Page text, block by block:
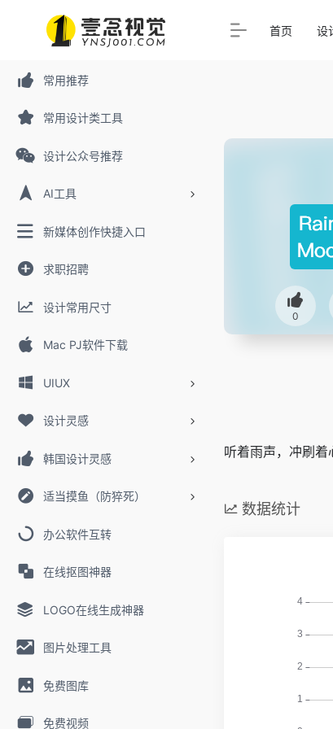
常用推荐
常用设计类工具
设计公众号推荐
AI工具
新媒体创作快捷入口
求职招聘
设计常用尺寸
Mac PJ软件下载
UIUX
设计灵感
韩国设计灵感
适当摸鱼（防猝死）
办公软件互转
在线抠图神器
LOGO在线生成神器
图片处理工具
免费图库
免费视频
首页 设
0
听着雨声，冲刷
数据统计